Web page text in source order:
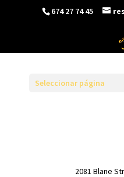
674 27 74 45
Seleccionar página
2081 Blane